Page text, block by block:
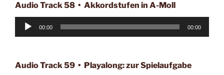
Audio Track 58 • Akkordstufen in A-Moll
Audio-
00:00 00:00
Audio Track 59 • Playalong: zur Spielaufgabe